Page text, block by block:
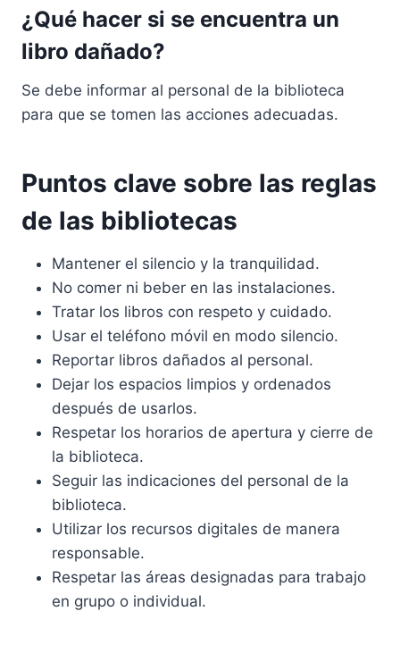
¿Qué hacer si se encuentra un
libro dañado?
Se debe informar al personal de la biblioteca
para que se tomen las acciones adecuadas.
Puntos clave sobre las reglas
de las bibliotecas
Mantener el silencio y la tranquilidad.
No comer ni beber en las instalaciones.
Tratar los libros con respeto y cuidado.
Usar el teléfono móvil en modo silencio.
Reportar libros dañados al personal.
Dejar los espacios limpios y ordenados
después de usarlos.
Respetar los horarios de apertura y cierre de
la biblioteca.
Seguir las indicaciones del personal de la
biblioteca.
Utilizar los recursos digitales de manera
responsable.
Respetar las áreas designadas para trabajo
en grupo o individual.